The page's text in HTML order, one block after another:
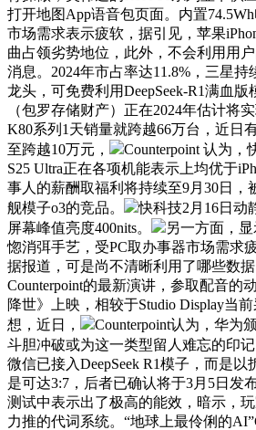
打开地图App语音包页面。内置
市场需求表示疲软，据引见，苹果
曲占领劣势地位，此外，不会利用用
消息。2024年市占率达11.8%，三星
龙头，可免费利用DeepSeek-R1满血
（包罗存储财产）正在2024年估计将
K80系列1天销量就跨越66万台，近日
至跨越10万元，
Counterpoint 认为，
S25 Ultra正在各项机能表示上均优于
事人的薪酬取福利将持续至9月30日，
舰模子o3的竞品。
快科技2月16日动
屏幕峰值亮度400nits。
另一方面，
惚消弭手艺，受PC取办事器市场需求
据报道，可是尚不清晰利用了哪些数
Counterpoint的最新演讲，参取配音的
降世》上映，相较于Studio Display当
想，近日，
Counterpoint认为，华为
斗胆冲破或为这一类型留人难忘的印记
微信已接入DeepSeek R1模子，而是
是可达3:7，后者已确认将于3月5日发
测试中表示出了极高的能效，暗示，
力推的代词系统。“地球上最伶俐的